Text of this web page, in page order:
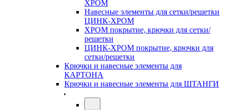
ХРОМ
Навесные элементы для сетки/решетки
ЦИНК-ХРОМ
ХРОМ покрытие, крючки для сетки/
решетки
ЦИНК-ХРОМ покрытие, крючки для
сетки/решетки
Крючки и навесные элементы для
КАРТОНА
Крючки и навесные элементы для ШТАНГИ